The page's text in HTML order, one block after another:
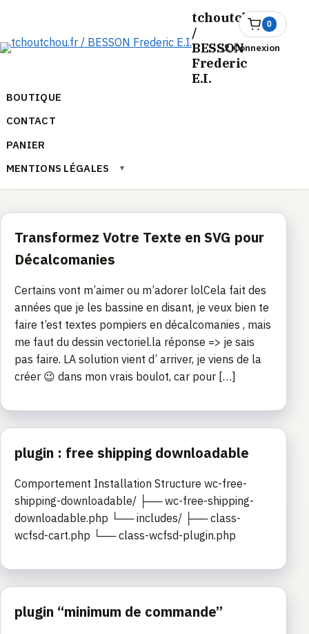
contenu
tchoutchou.fr
/
BESSON
Frederic
E.I.
BOUTIQUE
CONTACT
PANIER
MENTIONS LÉGALES
▾
0
Ouvrir
le
panier
Connexion
Transformez Votre Texte en SVG pour
Décalcomanies
Certains vont m’aimer ou m’adorer lolCela fait des
années que je les bassine en disant, je veux bien te
faire t’est textes pompiers en décalcomanies , mais
me faut du dessin vectoriel.la réponse => je sais
pas faire. LA solution vient d’ arriver, je viens de la
créer 😉 dans mon vrais boulot, car pour […]
plugin : free shipping downloadable
Comportement Installation Structure wc-free-
shipping-downloadable/ ├── wc-free-shipping-
downloadable.php └── includes/ ├── class-
wcfsd-cart.php └── class-wcfsd-plugin.php
plugin “minimum de commande”